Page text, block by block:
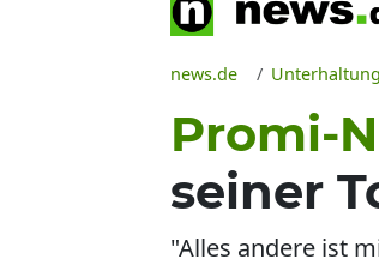
news.de Unterhaltung
Promi-
seiner
"Alles andere ist